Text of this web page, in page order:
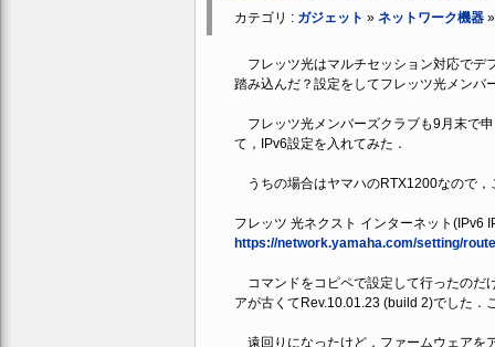
カテゴリ : ガジェット » ネットワーク機器
フレッツ光はマルチセッション対応でデ
踏み込んだ？設定をしてフレッツ光メンバ
フレッツ光メンバーズクラブも9月末で
て，IPv6設定を入れてみた．
うちの場合はヤマハのRTX1200なので，
フレッツ 光ネクスト インターネット(IPv6
https://network.yamaha.com/setting/
コマンドをコピペで設定して行ったのだ
アが古くてRev.10.01.23 (build 2)でした．
遠回りになったけど，ファームウェアを